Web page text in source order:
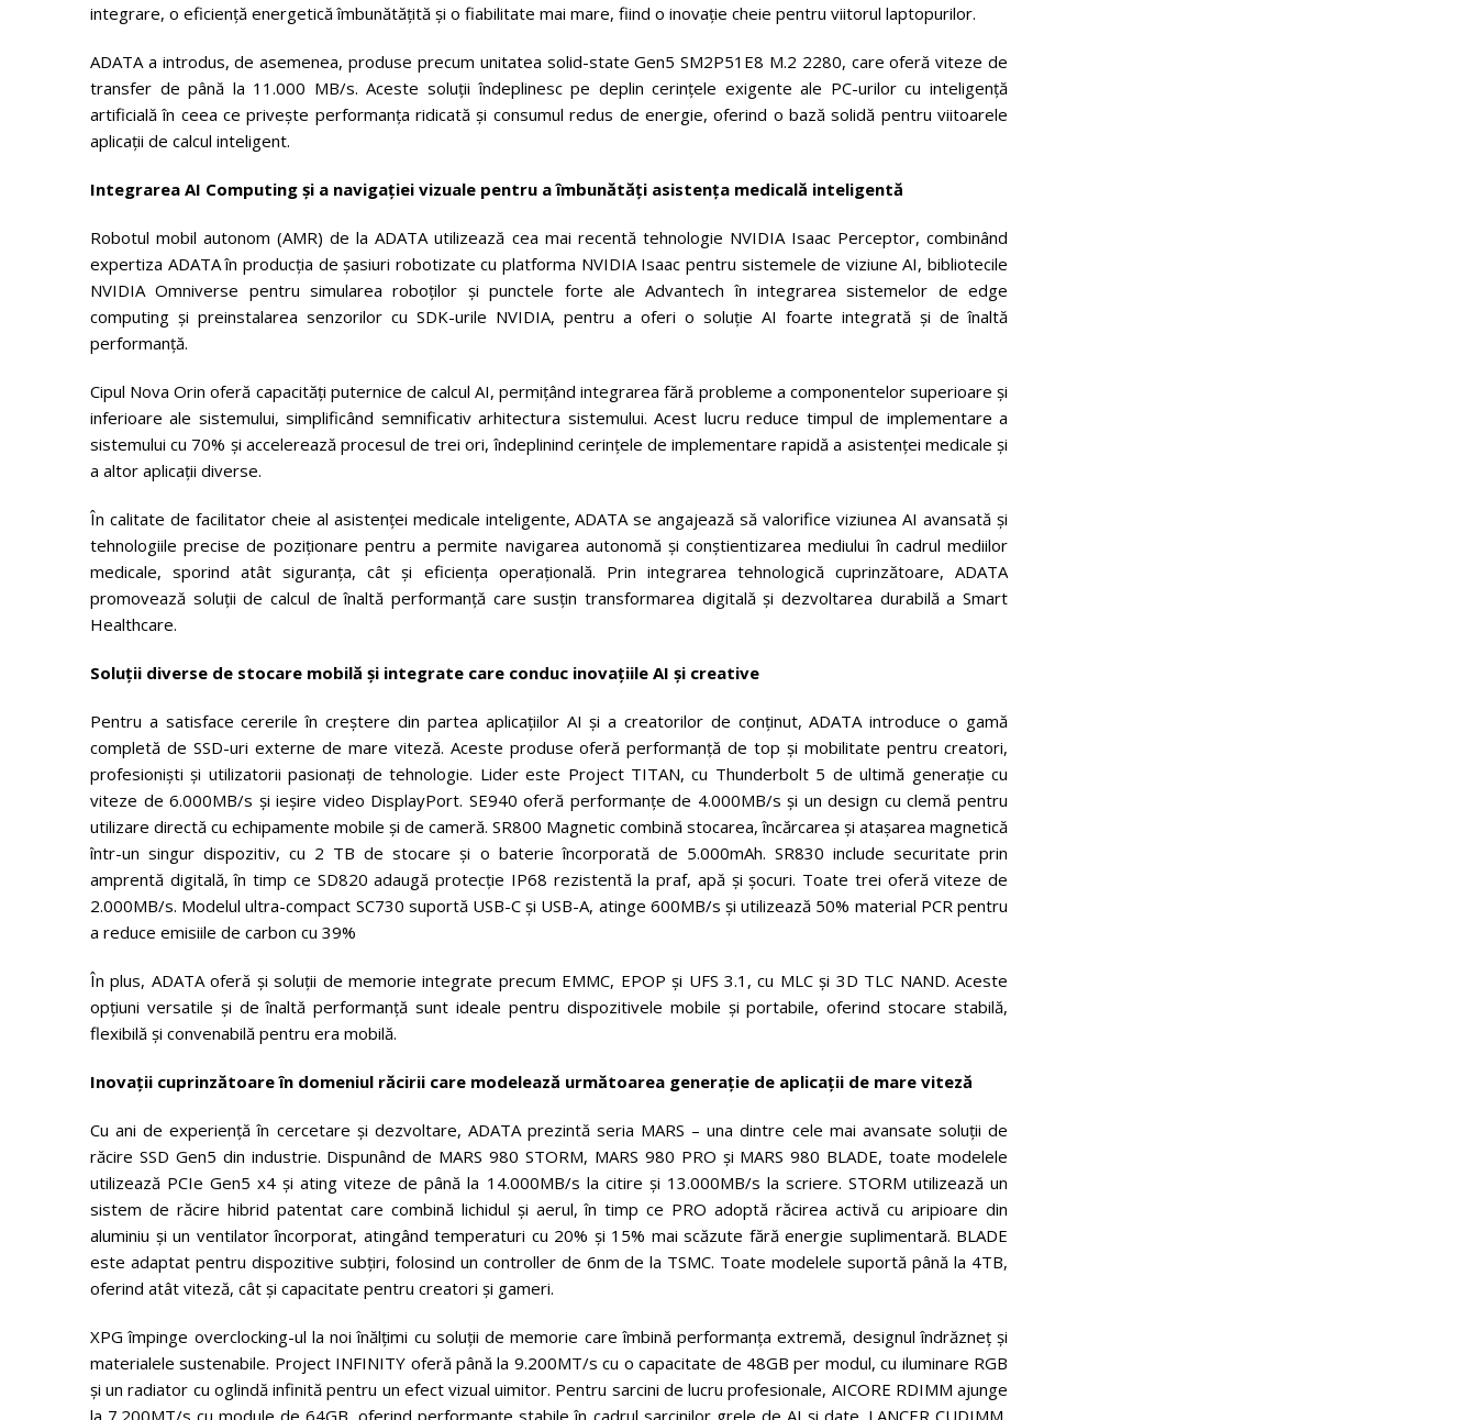
integrare, o eficiență energetică îmbunătățită și o fiabilitate mai mare, fiind o inovație cheie pentru viitorul laptopurilor.
ADATA a introdus, de asemenea, produse precum unitatea solid-state Gen5 SM2P51E8 M.2 2280, care oferă viteze de
transfer de până la 11.000 MB/s. Aceste soluții îndeplinesc pe deplin cerințele exigente ale PC-urilor cu inteligență
artificială în ceea ce privește performanța ridicată și consumul redus de energie, oferind o bază solidă pentru viitoarele
aplicații de calcul inteligent.
Integrarea AI Computing și a navigației vizuale pentru a îmbunătăți asistența medicală inteligentă
Robotul mobil autonom (AMR) de la ADATA utilizează cea mai recentă tehnologie NVIDIA Isaac Perceptor, combinând
expertiza ADATA în producția de șasiuri robotizate cu platforma NVIDIA Isaac pentru sistemele de viziune AI, bibliotecile
NVIDIA Omniverse pentru simularea roboților și punctele forte ale Advantech în integrarea sistemelor de edge
computing și preinstalarea senzorilor cu SDK-urile NVIDIA, pentru a oferi o soluție AI foarte integrată și de înaltă
performanță.
Cipul Nova Orin oferă capacități puternice de calcul AI, permițând integrarea fără probleme a componentelor superioare și
inferioare ale sistemului, simplificând semnificativ arhitectura sistemului. Acest lucru reduce timpul de implementare a
sistemului cu 70% și accelerează procesul de trei ori, îndeplinind cerințele de implementare rapidă a asistenței medicale și
a altor aplicații diverse.
În calitate de facilitator cheie al asistenței medicale inteligente, ADATA se angajează să valorifice viziunea AI avansată și
tehnologiile precise de poziționare pentru a permite navigarea autonomă și conștientizarea mediului în cadrul mediilor
medicale, sporind atât siguranța, cât și eficiența operațională. Prin integrarea tehnologică cuprinzătoare, ADATA
promovează soluții de calcul de înaltă performanță care susțin transformarea digitală și dezvoltarea durabilă a Smart
Healthcare.
Soluții diverse de stocare mobilă și integrate care conduc inovațiile AI și creative
Pentru a satisface cererile în creștere din partea aplicațiilor AI și a creatorilor de conținut, ADATA introduce o gamă
completă de SSD-uri externe de mare viteză. Aceste produse oferă performanță de top și mobilitate pentru creatori,
profesioniști și utilizatorii pasionați de tehnologie. Lider este Project TITAN, cu Thunderbolt 5 de ultimă generație cu
viteze de 6.000MB/s și ieșire video DisplayPort. SE940 oferă performanțe de 4.000MB/s și un design cu clemă pentru
utilizare directă cu echipamente mobile și de cameră. SR800 Magnetic combină stocarea, încărcarea și atașarea magnetică
într-un singur dispozitiv, cu 2 TB de stocare și o baterie încorporată de 5.000mAh. SR830 include securitate prin
amprentă digitală, în timp ce SD820 adaugă protecție IP68 rezistentă la praf, apă și șocuri. Toate trei oferă viteze de
2.000MB/s. Modelul ultra-compact SC730 suportă USB-C și USB-A, atinge 600MB/s și utilizează 50% material PCR pentru
a reduce emisiile de carbon cu 39%
În plus, ADATA oferă și soluții de memorie integrate precum EMMC, EPOP și UFS 3.1, cu MLC și 3D TLC NAND. Aceste
opțiuni versatile și de înaltă performanță sunt ideale pentru dispozitivele mobile și portabile, oferind stocare stabilă,
flexibilă și convenabilă pentru era mobilă.
Inovații cuprinzătoare în domeniul răcirii care modelează următoarea generație de aplicații de mare viteză
Cu ani de experiență în cercetare și dezvoltare, ADATA prezintă seria MARS – una dintre cele mai avansate soluții de
răcire SSD Gen5 din industrie. Dispunând de MARS 980 STORM, MARS 980 PRO și MARS 980 BLADE, toate modelele
utilizează PCIe Gen5 x4 și ating viteze de până la 14.000MB/s la citire și 13.000MB/s la scriere. STORM utilizează un
sistem de răcire hibrid patentat care combină lichidul și aerul, în timp ce PRO adoptă răcirea activă cu aripioare din
aluminiu și un ventilator încorporat, atingând temperaturi cu 20% și 15% mai scăzute fără energie suplimentară. BLADE
este adaptat pentru dispozitive subțiri, folosind un controller de 6nm de la TSMC. Toate modelele suportă până la 4TB,
oferind atât viteză, cât și capacitate pentru creatori și gameri.
XPG împinge overclocking-ul la noi înălțimi cu soluții de memorie care îmbină performanța extremă, designul îndrăzneț și
materialele sustenabile. Project INFINITY oferă până la 9.200MT/s cu o capacitate de 48GB per modul, cu iluminare RGB
și un radiator cu oglindă infinită pentru un efect vizual uimitor. Pentru sarcini de lucru profesionale, AICORE RDIMM ajunge
la 7.200MT/s cu module de 64GB, oferind performanțe stabile în cadrul sarcinilor grele de AI și date. LANCER CUDIMM,